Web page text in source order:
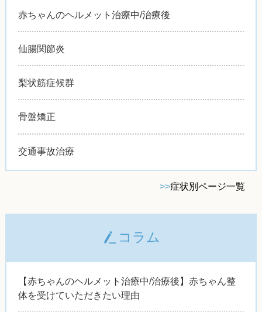
赤ちゃんのヘルメット治療中/治療後
仙腸関節炎
梨状筋症候群
骨盤矯正
交通事故治療
>>症状別ページ一覧
コラム
【赤ちゃんのヘルメット治療中/治療後】赤ちゃん整
体を受けていただきたい理由